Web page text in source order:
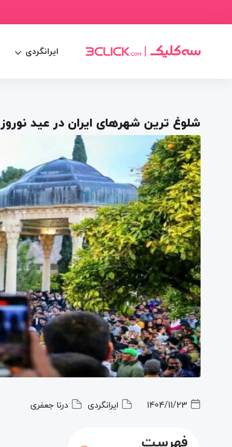
ایرانگردی
شلوغ ترین شهرهای ایران در عید نوروز
1404/11/23 ایرانگردی درنا جعفری
فهرست